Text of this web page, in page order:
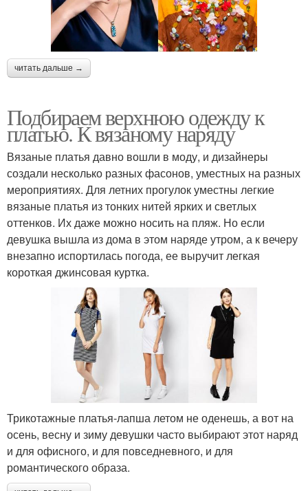
читать дальше →
Подбираем верхнюю одежду к
платью. К вязаному наряду
Вязаные платья давно вошли в моду, и дизайнеры
создали несколько разных фасонов, уместных на разных
мероприятиях. Для летних прогулок уместны легкие
вязаные платья из тонких нитей ярких и светлых
оттенков. Их даже можно носить на пляж. Но если
девушка вышла из дома в этом наряде утром, а к вечеру
внезапно испортилась погода, ее выручит легкая
короткая джинсовая куртка.
Трикотажные платья-лапша летом не оденешь, а вот на
осень, весну и зиму девушки часто выбирают этот наряд
и для офисного, и для повседневного, и для
романтического образа.